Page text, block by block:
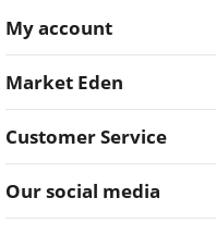
My account
Market Eden
Customer Service
Our social media